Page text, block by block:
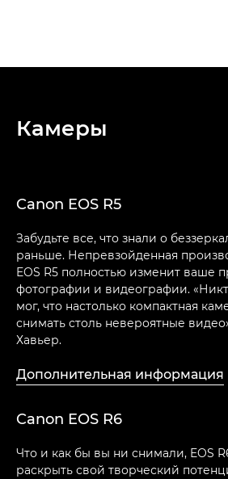
Камеры
Canon EOS R5
Забудьте все, что знали о
раньше. Непревзойденная
EOS R5 полностью изменит ваше
фотографии и видеографии.
мог, что настолько компактная
снимать столь невероятные
Хавьер.
Дополнительная информация
Canon EOS R6
Что и как бы вы ни снимали, EOS
раскрыть свой творческий